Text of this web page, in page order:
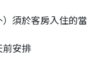
須於客房入住的當
前安排